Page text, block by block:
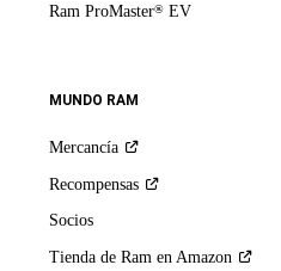
Ram ProMaster®EV
MUNDO RAM
Mercancía
Recompensas
Socios
Tienda de Ram en Amazon